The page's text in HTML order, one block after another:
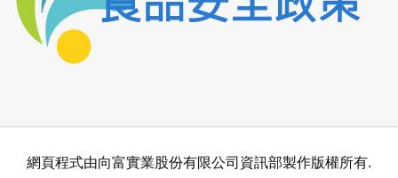
網頁程式由向富實業股份有限公司資訊部製作版權所有.